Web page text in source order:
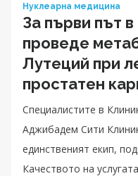
Нуклеарна медицина
За първи път
проведе
Лутеций при
простатен
Специалистите в
Аджибадем Сити
единственият екип,
Качеството на